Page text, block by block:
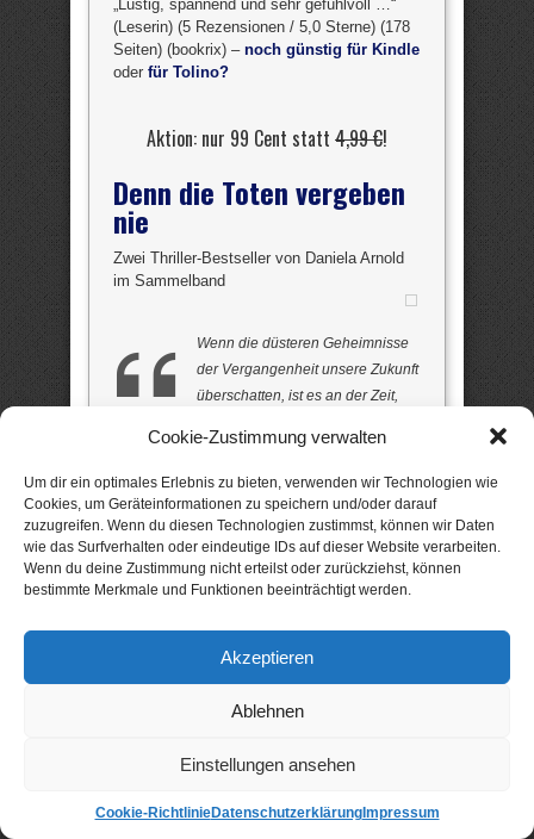
Cookie-Zustimmung verwalten
Um dir ein optimales Erlebnis zu bieten, verwenden wir Technologien wie
Cookies, um Geräteinformationen zu speichern und/oder darauf
zuzugreifen. Wenn du diesen Technologien zustimmst, können wir Daten
wie das Surfverhalten oder eindeutige IDs auf dieser Website verarbeiten.
Wenn du deine Zustimmung nicht erteilst oder zurückziehst, können
bestimmte Merkmale und Funktionen beeinträchtigt werden.
Akzeptieren
Ablehnen
Einstellungen ansehen
Cookie-RichtlinieDatenschutzerklärungImpressum
„Lustig, spannend und sehr gefühlvoll …“
(Leserin) (5 Rezensionen / 5,0 Sterne) (178
Seiten) (bookrix) – noch günstig für Kindle
oder für Tolino?
Aktion: nur 99 Cent statt 4,99 €!
Denn die Toten vergeben
nie
Zwei Thriller-Bestseller von Daniela Arnold
im Sammelband
Wenn die düsteren Geheimnisse
der Vergangenheit unsere Zukunft
überschatten, ist es an der Zeit,
stellen. Denn eines ist sicher: Die
Toten vergeben nie!
Seelenlicht: Ein Schatten legt sich über
den Urlaub, den Nele bei einer Gastfamilie in
Finnland verbringt. Durch unheimliche
Mädchen: Hilla, die damals spurlos im Wald
verschwand und von der heute niemand in
der Gegend gerne spricht. Nele beginnt
Sündenschlaf:Junge, brünette
Als die Augsburger Kommissarin Susanne